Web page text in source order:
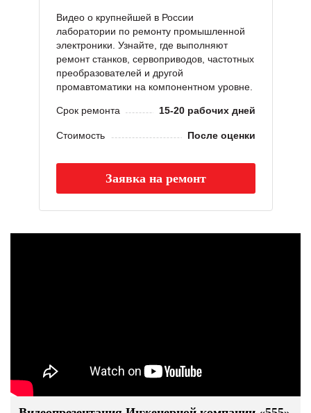
Видео о крупнейшей в России
лаборатории по ремонту промышленной
электроники. Узнайте, где выполняют
ремонт станков, сервоприводов, частотных
преобразователей и другой
промавтоматики на компонентном уровне.
Срок ремонта 15-20 рабочих дней
Стоимость После оценки
Заявка на ремонт